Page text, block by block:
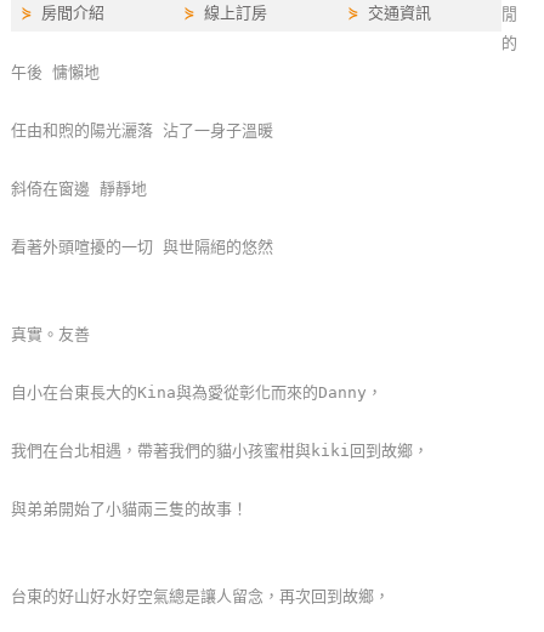
紅
你
玩
圖
顧
服
滿
⋟ 房間介紹 ⋟線上訂房 ⋟ 交通資訊
閒
的
午後 慵懶地
任由和煦的陽光灑落 沾了一身子溫暖
斜倚在窗邊 靜靜地
看著外頭喧擾的一切 與世隔絕的悠然
真實。友善
自小在台東長大的Kina與為愛從彰化而來的Danny，
我們在台北相遇，帶著我們的貓小孩蜜柑與kiki回到故鄉，
與弟弟開始了小貓兩三隻的故事！
台東的好山好水好空氣總是讓人留念，再次回到故鄉，